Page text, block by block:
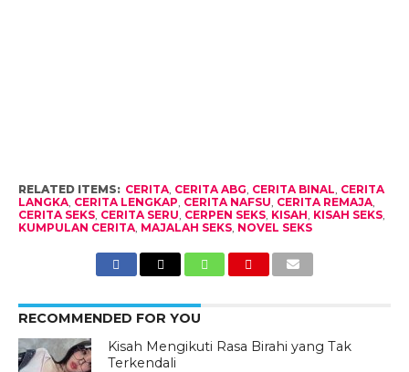
RELATED ITEMS: CERITA, CERITA ABG, CERITA BINAL, CERITA
LANGKA, CERITA LENGKAP, CERITA NAFSU, CERITA REMAJA,
CERITA SEKS, CERITA SERU, CERPEN SEKS, KISAH, KISAH SEKS,
KUMPULAN CERITA, MAJALAH SEKS, NOVEL SEKS
RECOMMENDED FOR YOU
Kisah Mengikuti Rasa Birahi yang Tak
Terkendali